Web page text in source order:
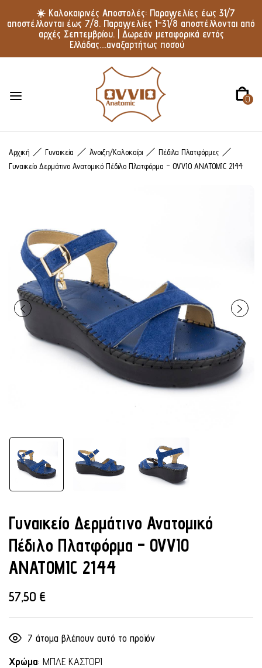
☀️ Καλοκαιρινές Αποστολές: Παραγγελίες έως 31/7
αποστέλλονται έως 7/8. Παραγγελίες 1–31/8 αποστέλλονται από
αρχές Σεπτεμβρίου. | Δωρεάν μεταφορικά εντός
Ελλάδας....αναξαρτήτως ποσού
0
Αρχική Γυναικεία Άνοιξη/Καλοκαίρι
Πέδιλα Πλατφόρμες
Γυναικείο Δερμάτινο Ανατομικό Πέδιλο Πλατφόρμα – OVVIO ANATOMIC 2144
Γυναικείο Δερμάτινο Ανατομικό
Πέδιλο Πλατφόρμα – OVVIO
ANATOMIC 2144
57,50 €
7 άτομα βλέπουν αυτό το προϊόν
Χρώμα: ΜΠΛΕ ΚΑΣΤΟΡΙ